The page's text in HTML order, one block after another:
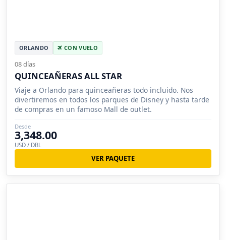
ORLANDO CON VUELO
08 días
QUINCEAÑERAS ALL STAR
Viaje a Orlando para quinceañeras todo incluido. Nos
divertiremos en todos los parques de Disney y hasta tarde
de compras en un famoso Mall de outlet.
Desde
3,348.00
USD / DBL
VER PAQUETE